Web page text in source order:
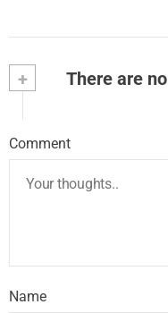
+ There are
Comment
Name